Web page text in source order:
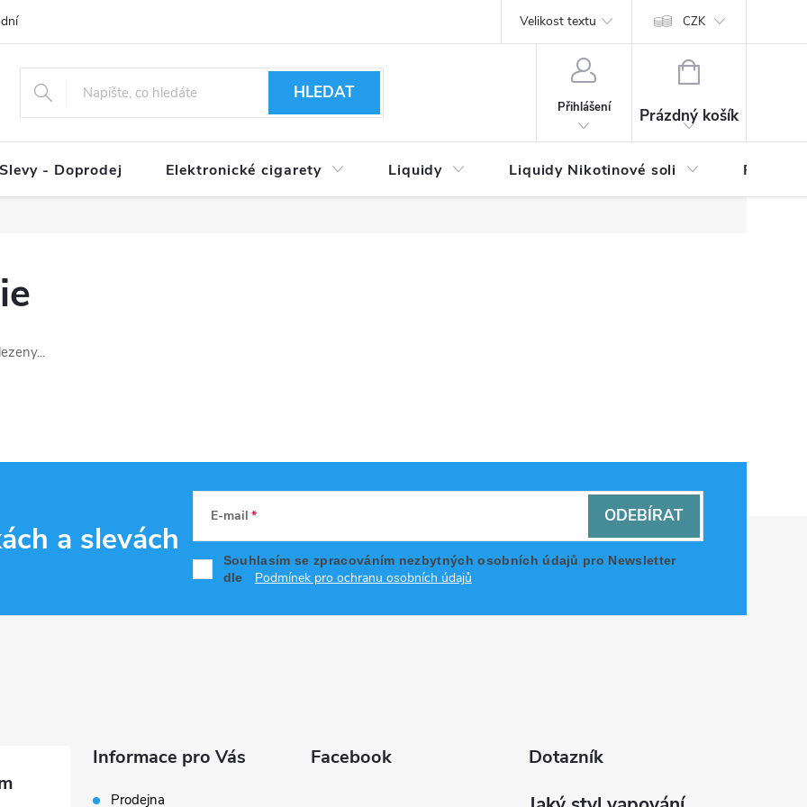
podmínky Reklamační řád Vrácení zboží a reklamace
Velikost textu CZK
HLEDAT
Přihlášení
NÁKUPNÍ
Prázdný košík
- Doprodej Elektronické cigarety Liquidy Liquidy Nikotinové soli
a slevách
E-mail
Souhlasím se zpracováním nezbytných osobních údajů pro Newsletter
dle
Podmínek pro ochranu osobních údajů
ODEBÍRAT
Informace pro Vás
Prodejna
Facebook Dotazník